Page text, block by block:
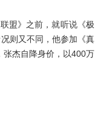
盟》之前，就听说《极
则又不同，他参加《真
张杰自降身价，以400万